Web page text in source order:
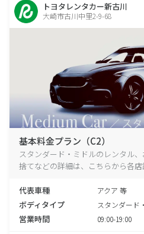
トヨタレンタカー新古川
大崎市古川中里2-9-68
基本料金プラン（C2）
スタンダード・ミドルのレンタル
捨てなどの詳細は、こちらから各店
代表車種 アクア 等
ボディタイプ スタンダード
営業時間 09:00-19:00